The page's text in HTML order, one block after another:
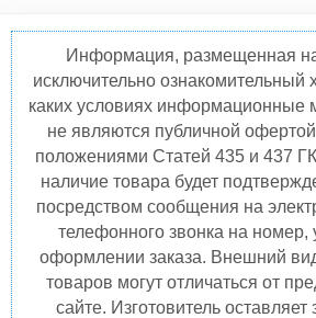
Информация, размещенная
исключительно ознакомительный
каких условиях информационные
не являются публичной
положениями Статей 435 и 437
наличие товара будет
посредством сообщения на
телефонного звонка на номер,
оформлении заказа. Внешний
товаров могут отличаться от
сайте. Изготовитель